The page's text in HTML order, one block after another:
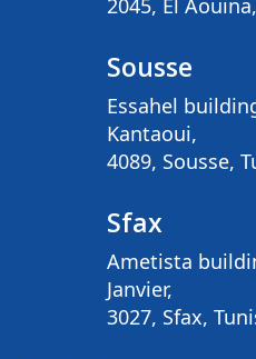
2045, El
Sousse
Essahel
Kantaoui,
4089, Sousse,
Sfax
Ametista
Janvier,
3027, Sfax,